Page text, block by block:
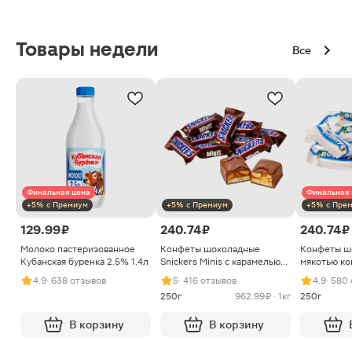
Товары недели Все
Финальная цена
+5% с Премиум
129.99 ₽
Молоко пастеризованное
Кубанская буренка 2.5% 1.4л
4.9· 638 отзывов
В корзину
+5% с Премиум
240.74 ₽
Конфеты шоколадные
Snickers Minis с карамелью
арахисом и нугой
5· 416 отзывов
250г
962.99 ₽ · 1кг
В корзину
Финальная
+5% с
240.74 ₽
Конфеты
мякотью
4.9· 580
250г